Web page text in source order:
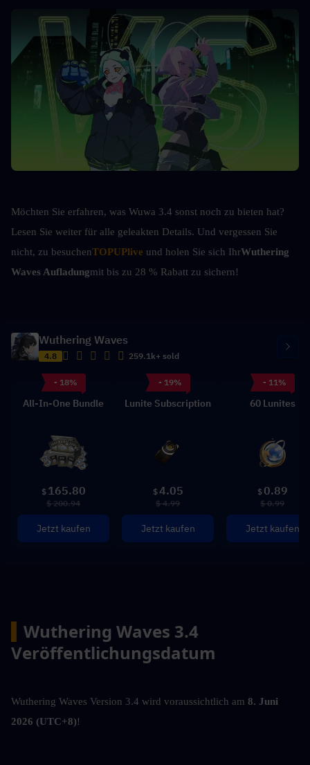
Möchten Sie erfahren, was Wuwa 3.4 sonst noch zu bieten hat?
Lesen Sie weiter für alle geleakten Details. Und vergessen Sie
nicht, zu besuchenTOPUPlive und holen Sie sich IhrWuthering
Waves Aufladungmit bis zu 28 % Rabatt zu sichern!
Wuthering Waves
4.8 259.1k+ sold
- 18%
All-In-One Bundle
$ 165.80
$ 200.94
Jetzt kaufen
- 19%
Lunite Subscription
$4.05
$ 4.99
Jetzt kaufen
- 11%
60 Lunites
$ 0.89
$ 0.99
Jetzt kaufen
Wuthering Waves 3.4
Veröffentlichungsdatum
Wuthering Waves Version 3.4 wird voraussichtlich am 8. Juni
2026 (UTC+8)!